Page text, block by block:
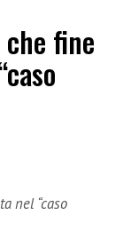
fine
nel “caso